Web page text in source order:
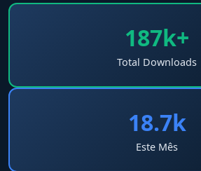
187k+
Total Downloads
18.7k
Este Mês